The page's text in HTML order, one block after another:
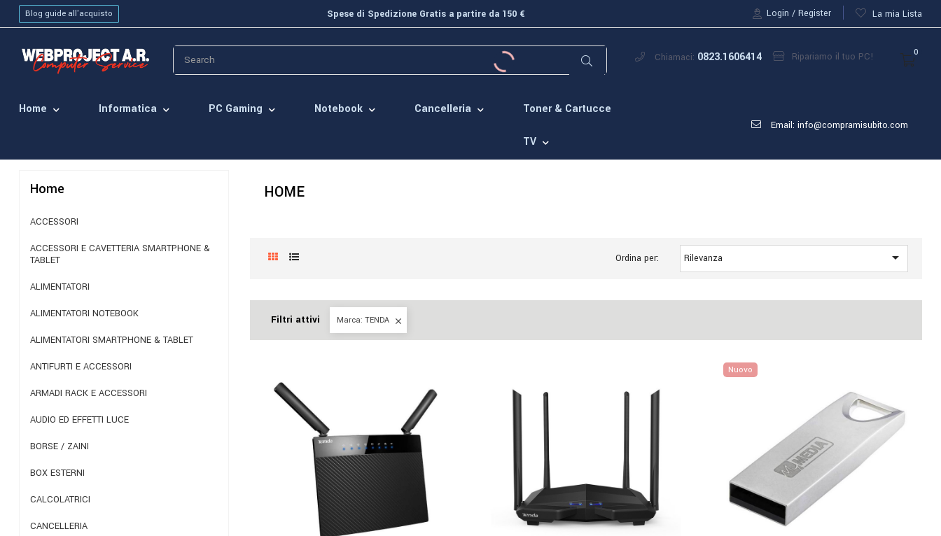
Blog guide all'acquisto Spese di Spedizione Gratis a partire da 150 € La mia Lista
Login Register
0
Chiamaci: 0823.1606414 Ripariamo il tuo PC!
Home Informatica PC Gaming Notebook Cancelleria Toner & Cartucce
TV
Email: info@compramisubito.com
Home
ACCESSORI
ACCESSORI E CAVETTERIA SMARTPHONE &
TABLET
ALIMENTATORI
ALIMENTATORI NOTEBOOK
ALIMENTATORI SMARTPHONE & TABLET
ANTIFURTI E ACCESSORI
ARMADI RACK E ACCESSORI
AUDIO ED EFFETTI LUCE
BORSE / ZAINI
BOX ESTERNI
CALCOLATRICI
CANCELLERIA
HOME
Ordina per: Rilevanza 
Filtri attivi Marca: TENDA 
Nuovo